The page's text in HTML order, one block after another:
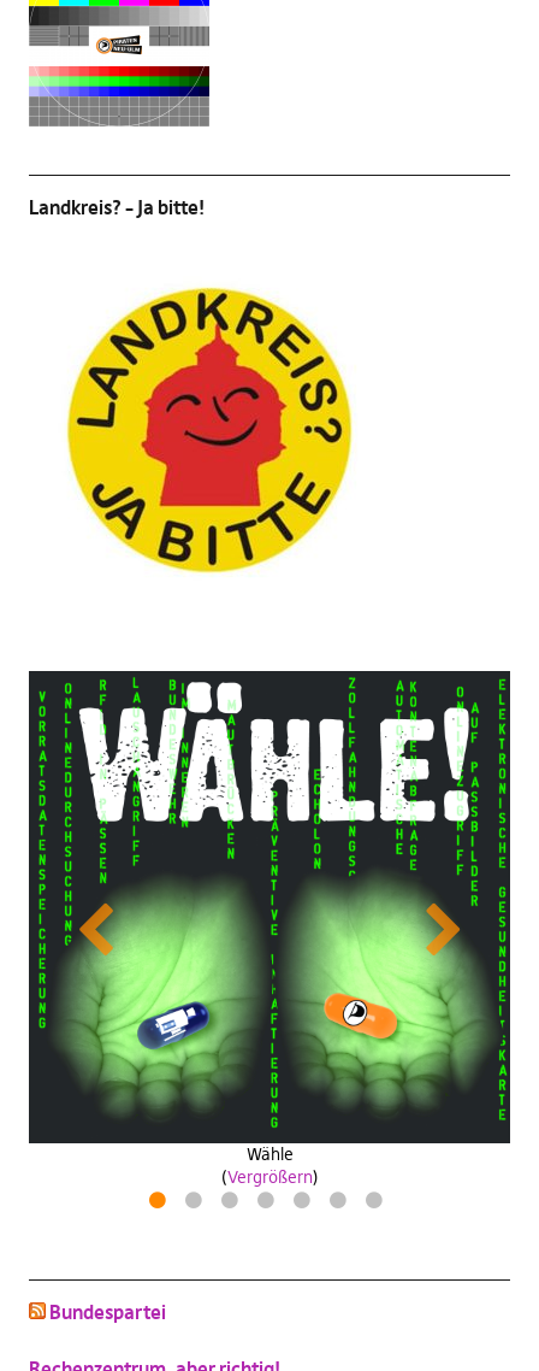
Landkreis? – Ja bitte!
Previous
Wähle
(Vergrößern)
Drosselkom
industrie40wasa
(Vergrößern)
zeitpiratzuwerden
(Vergrößern)
Katzenbild-Piratenpartei
antifanatische aktion
(Vergrößern)
Next
1 2 3 4 5 6 7
Bundespartei